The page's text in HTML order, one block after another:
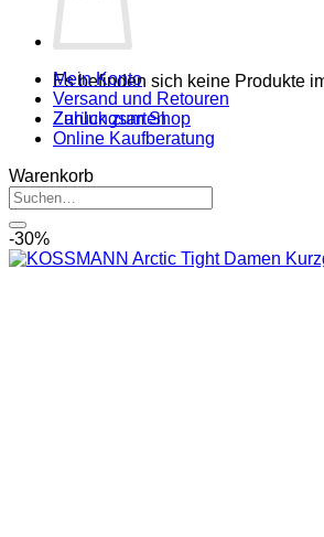
Es befinden sich keine Produkte
Zurück zum Shop
Mein Konto
Versand und Retouren
Zahlungsarten
Online Kaufberatung
Warenkorb
Suchen
nach:
-30%